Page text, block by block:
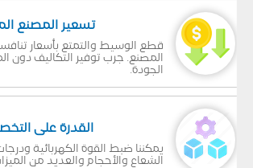
تسعير المصنع
قطع الوسيط والتمتع بأسعار
المصنع. جرب توفير التكاليف دون
الجودة.
القدرة على
يمكننا ضبط القوة الكهربائية ودرجات
الشعاع والأحجام والعديد من